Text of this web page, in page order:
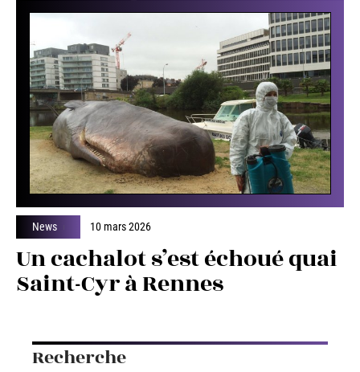
News 10 mars 2026
Un cachalot s’est échoué quai
Saint-Cyr à Rennes
Recherche